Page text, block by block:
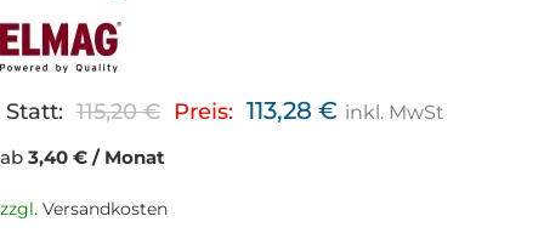
Statt: 115,20€ Preis: 113,28 € inkl. MwSt
ab 3,40 € / Monat
zzgl. Versandkosten